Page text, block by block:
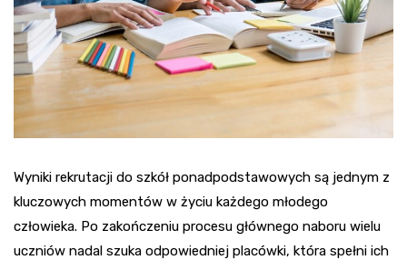
Wyniki rekrutacji do szkół ponadpodstawowych są jednym z
kluczowych momentów w życiu każdego młodego
człowieka. Po zakończeniu procesu głównego naboru wielu
uczniów nadal szuka odpowiedniej placówki, która spełni ich